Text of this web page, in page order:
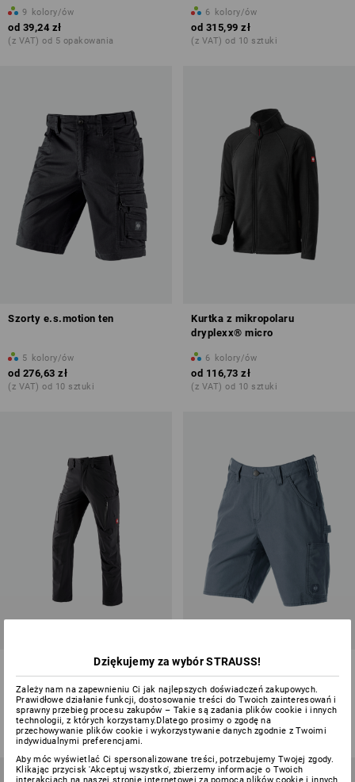
9 kolory/ów
od 39,24 zł
(z VAT) od 5 opakowania
6 kolory/ów
od 315,99 zł
(z VAT) od 10 sztuki
Szorty e.s.motion ten
5 kolory/ów
od 276,63 zł
(z VAT) od 10 sztuki
Kurtka z mikropolaru
dryplexx® micro
6 kolory/ów
od 116,73 zł
(z VAT) od 10 sztuki
Spodnie typu cargo e.s.vision
stretch, męskie
7 kolory/ów
od 315,99 zł
(z VAT) od 20 sztuki
Szorty e.s.iconic
1 kolor
138,87 zł93,36 zł
(z VAT)
Dziękujemy za wybór STRAUSS!
Zależy nam na zapewnieniu Ci jak najlepszych doświadczeń zakupowych.
Prawidłowe działanie funkcji, dostosowanie treści do Twoich zainteresowań i
sprawny przebieg procesu zakupów – Takie są zadania plików cookie i innych
technologii, z których korzystamy.Dlatego prosimy o zgodę na
przechowywanie plików cookie i wykorzystywanie danych zgodnie z Twoimi
indywidualnymi preferencjami.
Aby móc wyświetlać Ci spersonalizowane treści, potrzebujemy Twojej zgody.
Klikając przycisk 'Akceptuj wszystko', zbierzemy informacje o Twoich
interakcjach na naszej stronie internetowej za pomocą plików cookie i innych